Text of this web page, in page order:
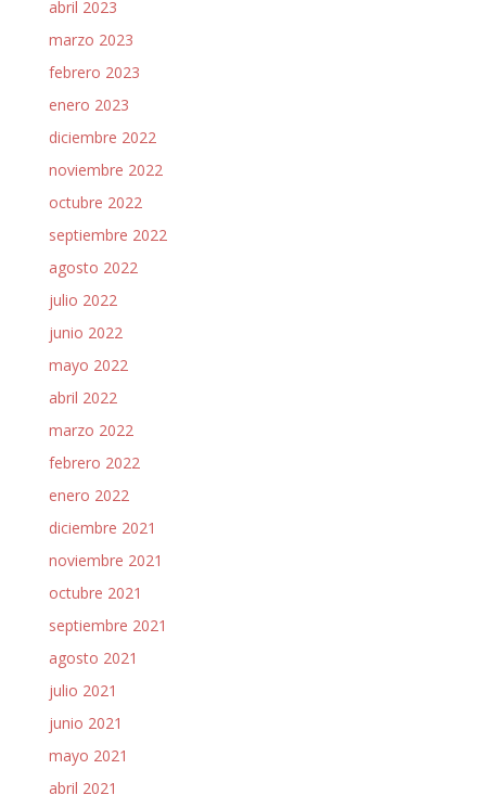
abril 2023
marzo 2023
febrero 2023
enero 2023
diciembre 2022
noviembre 2022
octubre 2022
septiembre 2022
agosto 2022
julio 2022
junio 2022
mayo 2022
abril 2022
marzo 2022
febrero 2022
enero 2022
diciembre 2021
noviembre 2021
octubre 2021
septiembre 2021
agosto 2021
julio 2021
junio 2021
mayo 2021
abril 2021